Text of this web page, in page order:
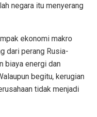
negara itu menyerang
ekonomi makro
dari perang Rusia-
biaya energi dan
begitu, kerugian
tidak menjadi